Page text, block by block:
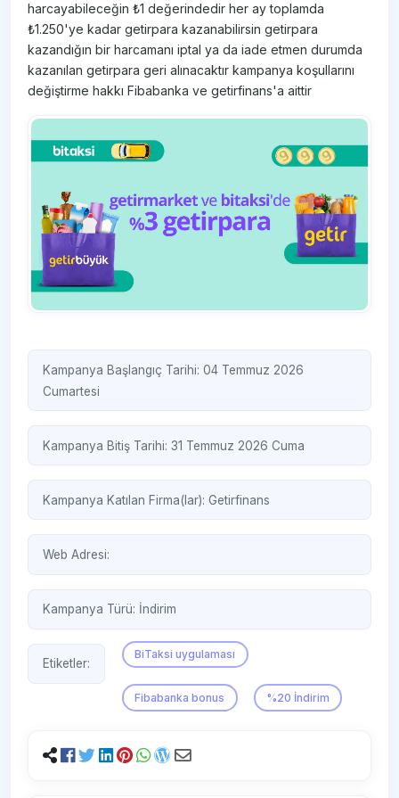
harcayabileceğin ₺1 değerindedir her ay toplamda
₺1.250'ye kadar getirpara kazanabilirsin getirpara
kazandığın bir harcamanı iptal ya da iade etmen durumda
kazanılan getirpara geri alınacaktır kampanya koşullarını
değiştirme hakkı Fibabanka ve getirfinans'a aittir
Kampanya Başlangıç Tarihi: 04 Temmuz 2026
Cumartesi
Kampanya Bitiş Tarihi: 31 Temmuz 2026 Cuma
Kampanya Katılan Firma(lar):Getirfinans
Web Adresi:
Kampanya Türü: İndirim
Etiketler:
BiTaksi uygulaması
Fibabanka bonus %20 İndirim